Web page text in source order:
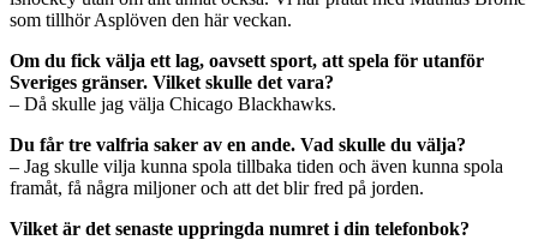
som tillhör Asplöven den här veckan.
Om du fick välja ett lag, oavsett sport, att spela för utanför
Sveriges gränser. Vilket skulle det vara?
– Då skulle jag välja Chicago Blackhawks.
Du får tre valfria saker av en ande. Vad skulle du välja?
– Jag skulle vilja kunna spola tillbaka tiden och även kunna spola
framåt, få några miljoner och att det blir fred på jorden.
Vilket är det senaste uppringda numret i din telefonbok?